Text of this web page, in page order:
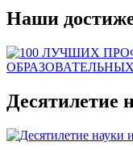
Наши
Десятилетие